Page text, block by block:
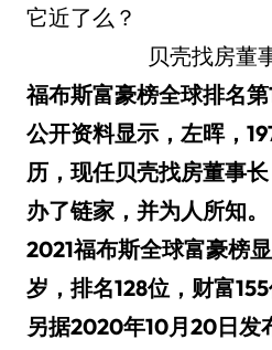
贝壳找房董
福布斯富豪榜全球排名
公开资料显示，左晖，
历，现任贝壳找房董事
办了链家，并为人所知。
2021福布斯全球富豪榜
岁，排名128位，财富155
另据2020年10月20日发